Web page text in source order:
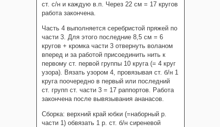
ст. с/н и каждую в.п. Через 22 см = 17 кругов
работа закончена.
Часть 4 выполняется серебристой пряжей по
части 3. Для этого последние 8,5 см = 6
кругов + кромка части 3 отвернуть воланом
вперед и за работой присоединить нить к
первому ст. первой группы 10 круга (= 4 круг
узора). Вязать узором 4, провязывая ст. б/н 1
круга поочередно в первый или последний
ст. групп ст. части 3 = 17 раппортов. Работа
закончена после вывязывания ананасов.
Сборка: верхний край юбки (=наборный р.
части 1) обвязать 1 р. ст. б/н сиреневой